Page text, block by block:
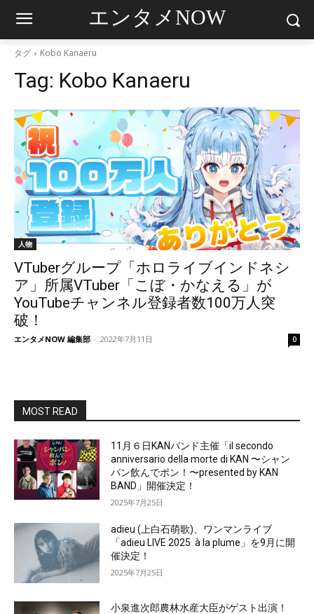
エンタメNOW
タグ Kobo Kanaeru
Tag: Kobo Kanaeru
人物
VTuberグループ「ホロライブインドネシ
ア」所属VTuber「こぼ・かなえる」が
YouTubeチャンネル登録者数100万人突
破！
エンタメNOW 編集部 - 2022年7月11日 0
MOST READ
11月６日KANバンド主催「il secondo
anniversario della morte di KAN 〜シャン
パン飲んでポン！〜presented by KAN
BAND」開催決定！
2025年7月25日
adieu (上白石萌歌)、ワンマンライブ
「adieu LIVE 2025 à la plume」を9月に開
催決定！
2025年7月25日
小泉進次郎農林水産大臣がゲスト出演！